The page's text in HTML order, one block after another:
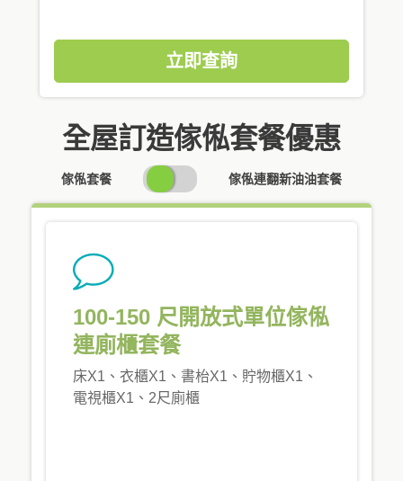
立即查詢
全屋訂造傢俬套餐優惠
傢俬套餐
SWITCH
PRICING
傢俬連翻新油油套餐
100-150 尺開放式單位傢俬
連廁櫃套餐
床X1、衣櫃X1、書枱X1、貯物櫃X1、
電視櫃X1、2尺廁櫃